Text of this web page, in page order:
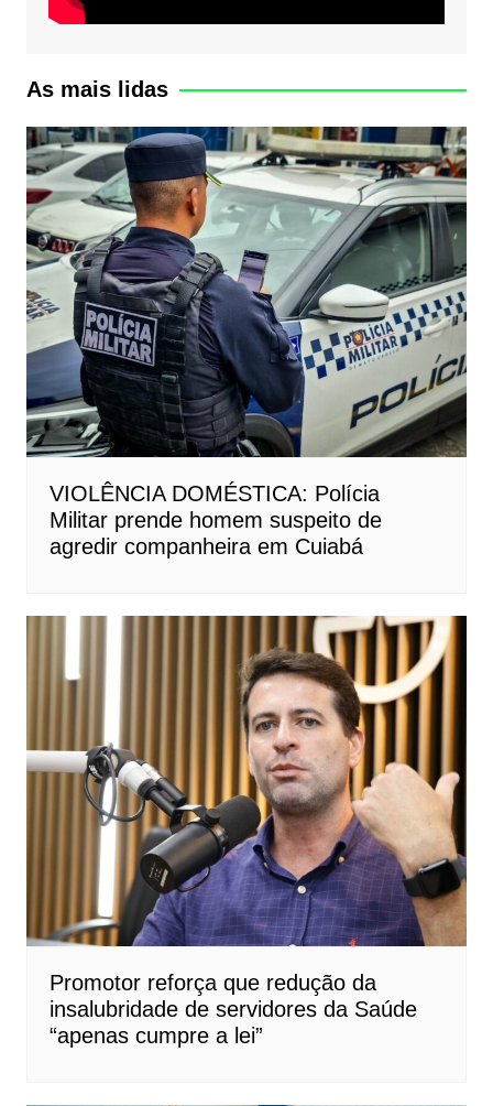
As mais lidas
VIOLÊNCIA DOMÉSTICA: Polícia
Militar prende homem suspeito de
agredir companheira em Cuiabá
Promotor reforça que redução da
insalubridade de servidores da Saúde
“apenas cumpre a lei”